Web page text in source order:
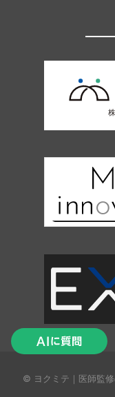
© ヨクミテ｜医師監